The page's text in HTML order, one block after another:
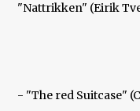
"Nattrikken" (Eirik
- "The red Suitcase"